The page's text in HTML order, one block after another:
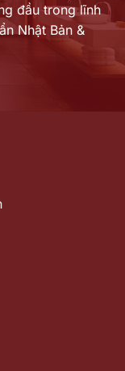
đầu trong lĩnh
Nhật Bản &